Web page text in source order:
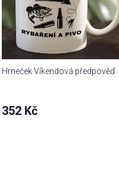
Hrneček Víkendová předpověď
352 Kč